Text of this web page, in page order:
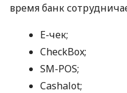
время банк
E-чек;
CheckBox;
SM-POS;
Cashalot;